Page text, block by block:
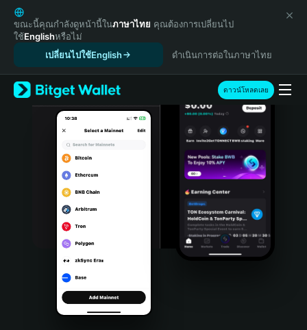
English
日本語
Tiếng Việt
Español (Latinoamérica)
Türkçe
Italiano
Português (Portugal)
Bahasa Indonesia
Português (Brasil)
Español (Argentina)
ขณะนี้คุณกำลังดูหน้านี้ในภาษาไทย คุณต้องการเปลี่ยนไป
ใช้Englishหรือไม่
เปลี่ยนไปใช้English
ดำเนินการต่อในภาษาไทย
ดาวน์โหลดเลย